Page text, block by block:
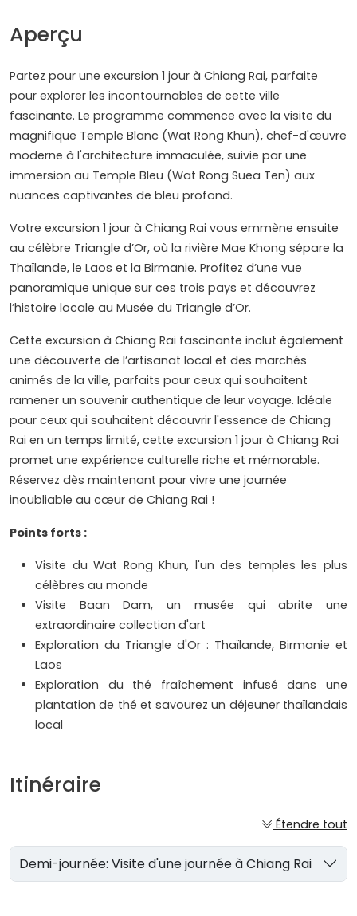
Aperçu
Partez pour une excursion 1 jour à Chiang Rai, parfaite
pour explorer les incontournables de cette ville
fascinante. Le programme commence avec la visite du
magnifique Temple Blanc (Wat Rong Khun), chef-d'œuvre
moderne à l'architecture immaculée, suivie par une
immersion au Temple Bleu (Wat Rong Suea Ten) aux
nuances captivantes de bleu profond.
Votre excursion 1 jour à Chiang Rai vous emmène ensuite
au célèbre Triangle d’Or, où la rivière Mae Khong sépare la
Thaïlande, le Laos et la Birmanie. Profitez d’une vue
panoramique unique sur ces trois pays et découvrez
l’histoire locale au Musée du Triangle d’Or.
Cette excursion à Chiang Rai fascinante inclut également
une découverte de l’artisanat local et des marchés
animés de la ville, parfaits pour ceux qui souhaitent
ramener un souvenir authentique de leur voyage. Idéale
pour ceux qui souhaitent découvrir l'essence de Chiang
Rai en un temps limité, cette excursion 1 jour à Chiang Rai
promet une expérience culturelle riche et mémorable.
Réservez dès maintenant pour vivre une journée
inoubliable au cœur de Chiang Rai !
Points forts :
Visite du Wat Rong Khun, l'un des temples les plus
célèbres au monde
Visite Baan Dam, un musée qui abrite une
extraordinaire collection d'art
Exploration du Triangle d'Or : Thaïlande, Birmanie et
Laos
Exploration du thé fraîchement infusé dans une
plantation de thé et savourez un déjeuner thaïlandais
local
Itinéraire
Étendre tout
Demi-journée: Visite d'une journée à Chiang Rai